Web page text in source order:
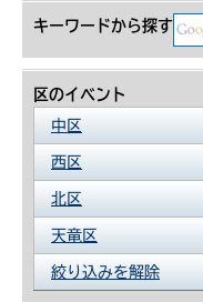
キーワードから探す
区のイベント
中区
西区
北区
天竜区
絞り込みを解除